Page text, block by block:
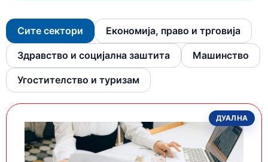
Сите сектори Економија, право и трговија
Здравство и социјална заштита Машинство
Угостителство и туризам
ДУАЛНА